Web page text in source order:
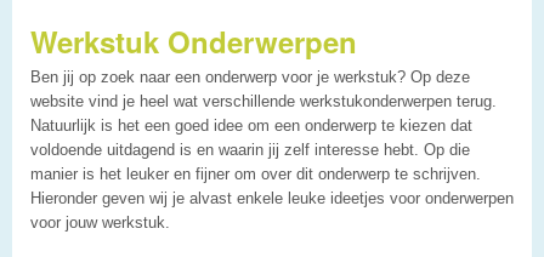
Werkstuk Onderwerpen
Ben jij op zoek naar een onderwerp voor je werkstuk? Op deze
website vind je heel wat verschillende werkstukonderwerpen terug.
Natuurlijk is het een goed idee om een onderwerp te kiezen dat
voldoende uitdagend is en waarin jij zelf interesse hebt. Op die
manier is het leuker en fijner om over dit onderwerp te schrijven.
Hieronder geven wij je alvast enkele leuke ideetjes voor onderwerpen
voor jouw werkstuk.